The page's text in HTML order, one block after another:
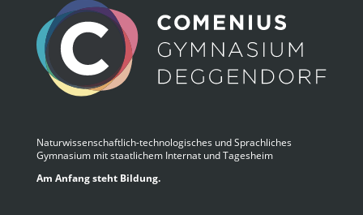
Naturwissenschaftlich-technologisches und Sprachliches
Gymnasium mit staatlichem Internat und Tagesheim
Am Anfang steht Bildung.